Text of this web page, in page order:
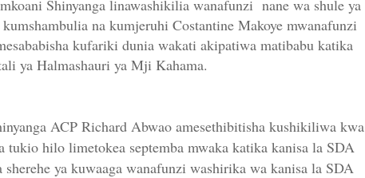
Shinyanga linawashikilia wanafunzi nane wa shule ya
na kumjeruhi Costantine Makoye mwanafunzi
kufariki dunia wakati akipatiwa matibabu katika
ya Halmashauri ya Mji Kahama.
ACP Richard Abwao amesethibitisha kushikiliwa kwa
tukio hilo limetokea septemba mwaka katika kanisa la SDA
ya kuwaaga wanafunzi washirika wa kanisa la SDA